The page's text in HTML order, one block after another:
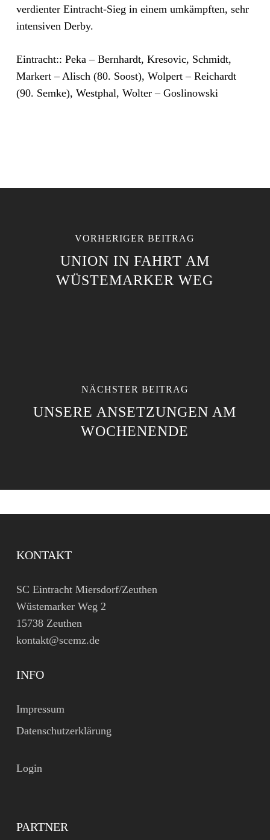
verdienter Eintracht-Sieg in einem umkämpften, sehr
intensiven Derby.
Eintracht:: Peka – Bernhardt, Kresovic, Schmidt,
Markert – Alisch (80. Soost), Wolpert – Reichardt
(90. Semke), Westphal, Wolter – Goslinowski
VORHERIGER BEITRAG
UNION IN FAHRT AM
WÜSTEMARKER WEG
NÄCHSTER BEITRAG
UNSERE ANSETZUNGEN AM
WOCHENENDE
KONTAKT
SC Eintracht Miersdorf/Zeuthen
Wüstemarker Weg 2
15738 Zeuthen
kontakt@scemz.de
INFO
Impressum
Datenschutzerklärung
Login
PARTNER